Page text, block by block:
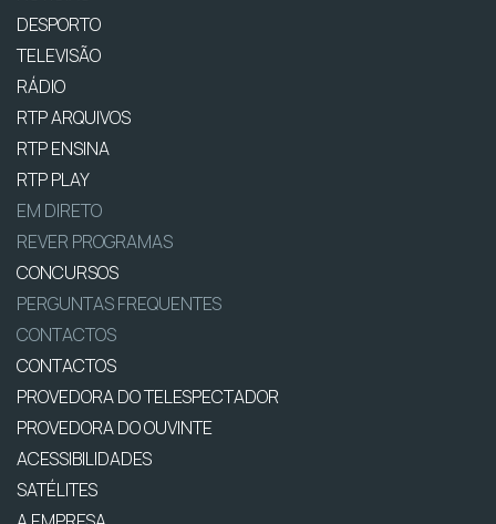
DESPORTO
TELEVISÃO
RÁDIO
RTP ARQUIVOS
RTP ENSINA
RTP PLAY
EM DIRETO
REVER PROGRAMAS
CONCURSOS
PERGUNTAS FREQUENTES
CONTACTOS
CONTACTOS
PROVEDORA DO TELESPECTADOR
PROVEDORA DO OUVINTE
ACESSIBILIDADES
SATÉLITES